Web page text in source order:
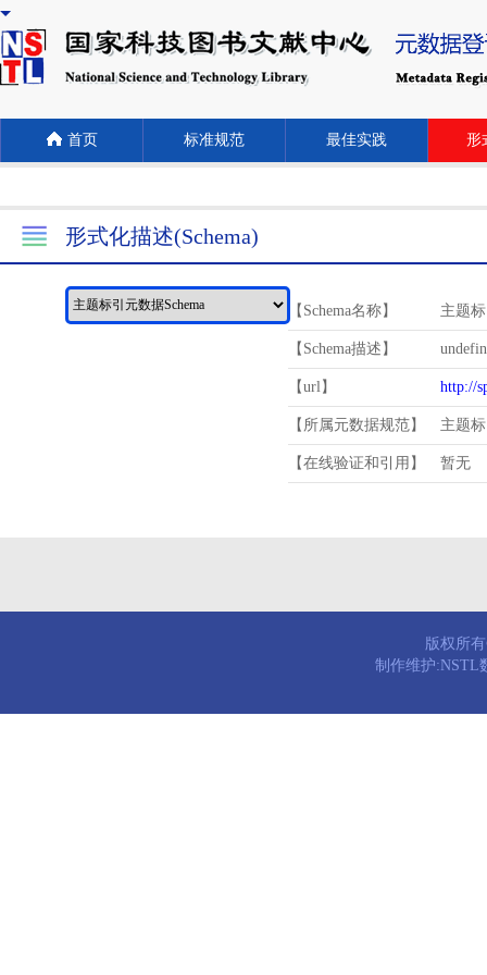
首页 标准规范 最佳实践 形
形式化描述(Schema)
【Schema名称】 主题
【Schema描述】
【url】 http://
【所属元数据规范】 主题
【在线验证和引用】 暂无
版权所
制作维护:NSTL